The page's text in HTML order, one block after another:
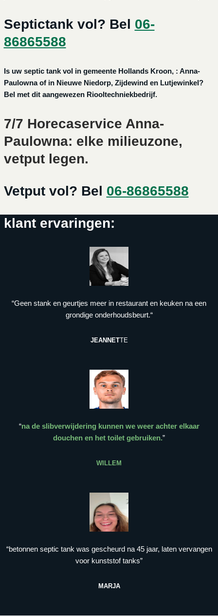
Septictank vol? Bel 06-
86865588
Is uw septic tank vol in gemeente Hollands Kroon, : Anna-
Paulowna of in Nieuwe Niedorp, Zijdewind en Lutjewinkel?
Bel met dit aangewezen Riooltechniekbedrijf.
7/7 Horecaservice Anna-
Paulowna: elke milieuzone,
vetput legen.
Vetput vol? Bel 06-86865588
klant ervaringen:
“Geen stank en geurtjes meer in restaurant en keuken na een
grondige onderhoudsbeurt.“
JEANNETTE
“na de slibverwijdering kunnen we weer achter elkaar
douchen en het toilet gebruiken.”
WILLEM
“betonnen septic tank was gescheurd na 45 jaar, laten vervangen
voor kunststof tanks”
MARJA